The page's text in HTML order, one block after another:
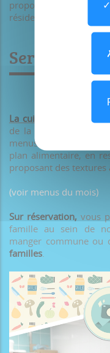
propose un
résidents sont libres
Service
La cuisine traditionnelle
de la semaine, par
menus sont établis
plan alimentaire, en
proposant des textures
(voir menus du mois)
Sur réservation,vous
famille au sein de
manger commune ou
familles.